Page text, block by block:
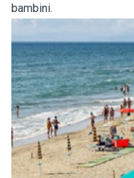
bambini.